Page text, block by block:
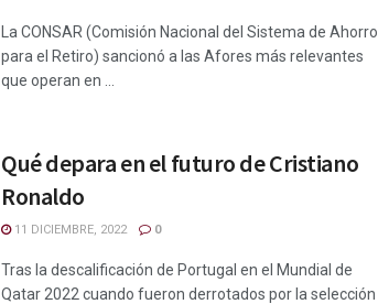
La CONSAR (Comisión Nacional del Sistema de Ahorro
para el Retiro) sancionó a las Afores más relevantes
que operan en ...
Qué depara en el futuro de Cristiano
Ronaldo
11 DICIEMBRE, 2022 0
Tras la descalificación de Portugal en el Mundial de
Qatar 2022 cuando fueron derrotados por la selección